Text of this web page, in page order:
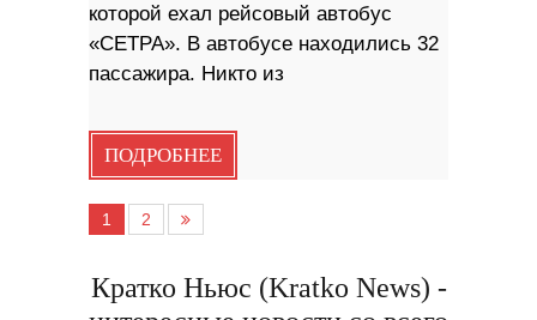
которой ехал рейсовый автобус
«СЕТРА». В автобусе находились 32
пассажира. Никто из
ПОДРОБНЕЕ
1 2
Кратко Ньюс (Kratko News) -